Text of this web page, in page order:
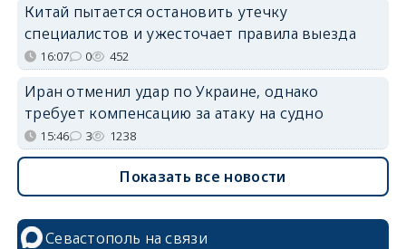
Китай пытается остановить утечку
специалистов и ужесточает правила выезда
16:07 0 452
Иран отменил удар по Украине, однако
требует компенсацию за атаку на судно
15:46 3 1238
Показать все новости
Севастополь на связи